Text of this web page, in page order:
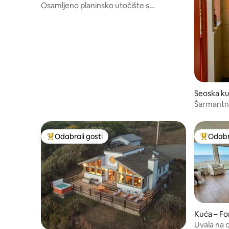
Osamljeno planinsko utočište s
Seoska
Među najviše rangiranima s oznakom „Odabrali gosti”
Odabrali gosti Među
Kuća –
Uvala na